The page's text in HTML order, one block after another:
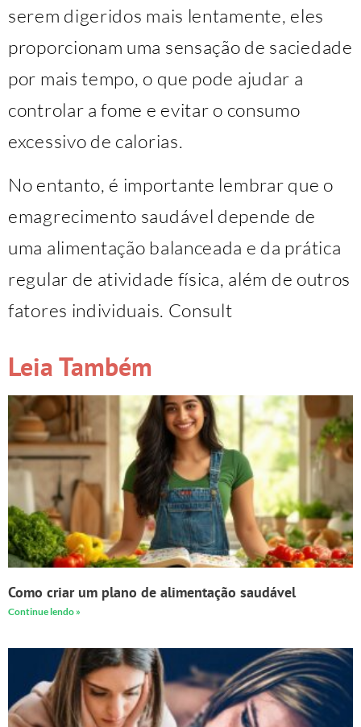
serem digeridos mais lentamente, eles
proporcionam uma sensação de saciedade
por mais tempo, o que pode ajudar a
controlar a fome e evitar o consumo
excessivo de calorias.
No entanto, é importante lembrar que o
emagrecimento saudável depende de
uma alimentação balanceada e da prática
regular de atividade física, além de outros
fatores individuais. Consult
Leia Também
Como criar um plano de alimentação saudável
Continue lendo »